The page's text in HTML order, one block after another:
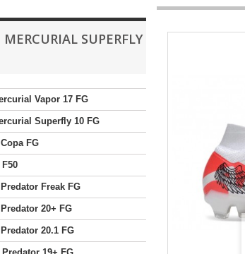
SUPERFLY
Vapor 17 FG
Superfly 10 FG
FG
Freak FG
20+ FG
20.1 FG